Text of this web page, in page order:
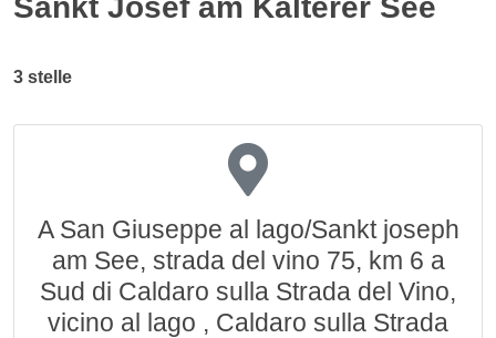
Sankt Josef am Kalterer See
3 stelle
A San Giuseppe al lago/Sankt joseph
am See, strada del vino 75, km 6 a
Sud di Caldaro sulla Strada del Vino,
vicino al lago , Caldaro sulla Strada